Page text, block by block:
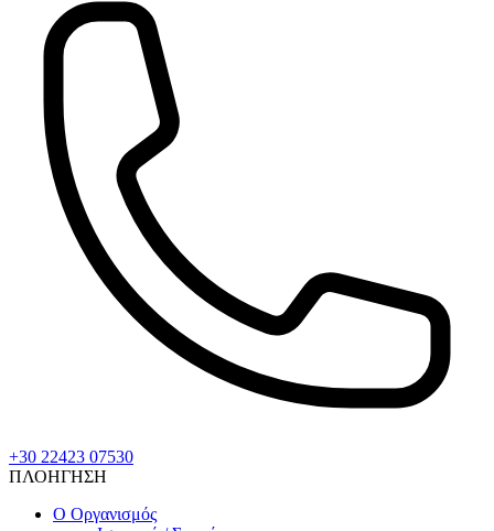
+30 22423 07530
ΠΛΟΗΓΗΣΗ
Ο Οργανισμός